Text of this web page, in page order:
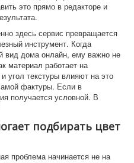
это прямо в редакторе и
здесь сервис превращается
инструмент. Когда
вид дома онлайн, ему важно не
материал работает на
угол текстуры влияют на это
фактуры. Если в
получается условной. В
подбирать цвет
проблема начинается не на